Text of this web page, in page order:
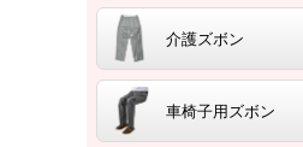
介護ズボン
車椅子用ズボン